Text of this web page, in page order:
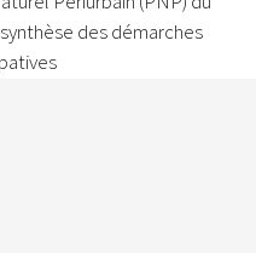
des démarches